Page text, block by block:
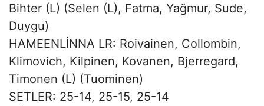
Bihter (L) (Selen (L), Fatma, Yağmur, Sude,
Duygu)
HAMEENLİNNA LR: Roivainen, Collombin,
Klimovich, Kilpinen, Kovanen, Bjerregard,
Timonen (L) (Tuominen)
SETLER: 25-14, 25-15, 25-14